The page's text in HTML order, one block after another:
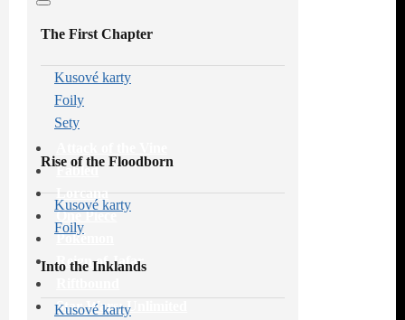
Fabled
Lorcana
One Piece
Pokémon
Reign of Jafar
Star Wars: Unlimited
The First Chapter
Kusové karty
Foily
Sety
Rise of the Floodborn
Kusové karty
Foily
Into the Inklands
Kusové karty